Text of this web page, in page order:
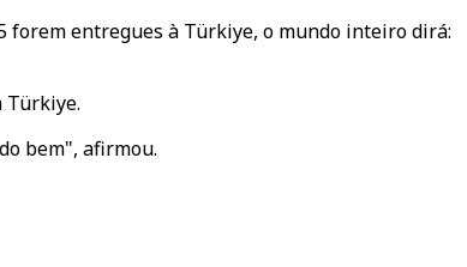
forem entregues à Türkiye, o mundo inteiro dirá:
Türkiye.
bem", afirmou.